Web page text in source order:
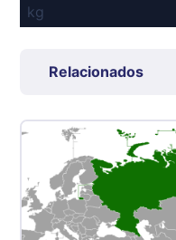
kg
Grande São Paulo (SP)
R$ 7,53
Suíno - Estadual
R$ 5,06
kg
Suíno - Estadual
Relacionados